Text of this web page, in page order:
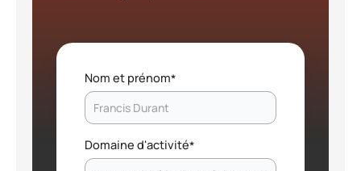
Nom et prénom*
Domaine d'activité*